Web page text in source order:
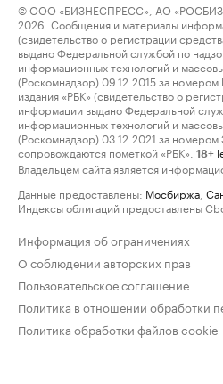
© ООО «БИЗНЕСПРЕСС», АО
2026. Сообщения и материалы
(свидетельство о регистрации
выдано Федеральной службой по
информационных технологий и
(Роскомнадзор) 09.12.2015 за
издания «РБК» (свидетельство о
информации выдано Федеральной
информационных технологий и
(Роскомнадзор) 03.12.2021 за
сопровождаются пометкой «РБК».
18+
Владельцем сайта является
Данные предоставлены: Мосбиржа
Индексы облигаций предоставлены
Информация об ограничениях
О соблюдении авторских прав
Пользовательское соглашение
Политика в отношении обработки
Политика обработки файлов cookie